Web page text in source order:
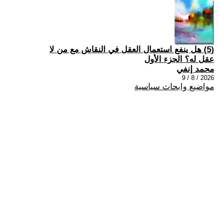
(5) هل ينفع استعمال العقل في النقاش مع من لا
عقل له؟ الجزء الأول
محمد إنفي
2026 / 8 / 9
مواضيع وابحاث سياسية